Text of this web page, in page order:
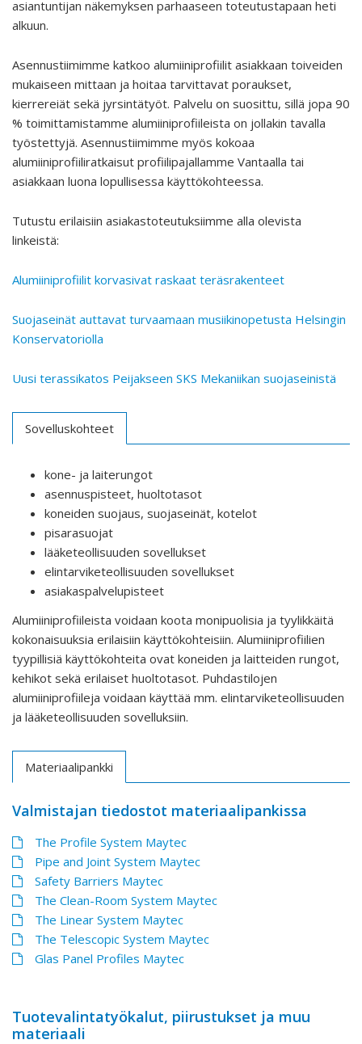
asiantuntijan näkemyksen parhaaseen toteutustapaan heti
alkuun.
Asennustiimimme katkoo alumiiniprofiilit asiakkaan toiveiden
mukaiseen mittaan ja hoitaa tarvittavat poraukset,
kierrereiät sekä jyrsintätyöt. Palvelu on suosittu, sillä jopa 90
% toimittamistamme alumiiniprofiileista on jollakin tavalla
työstettyjä. Asennustiimimme myös kokoaa
alumiiniprofiiliratkaisut profiilipajallamme Vantaalla tai
asiakkaan luona lopullisessa käyttökohteessa.
Tutustu erilaisiin asiakastoteutuksiimme alla olevista
linkeistä:
Alumiiniprofiilit korvasivat raskaat teräsrakenteet
Suojaseinät auttavat turvaamaan musiikinopetusta Helsingin
Konservatoriolla
Uusi terassikatos Peijakseen SKS Mekaniikan suojaseinistä
Sovelluskohteet
kone- ja laiterungot
asennuspisteet, huoltotasot
koneiden suojaus, suojaseinät, kotelot
pisarasuojat
lääketeollisuuden sovellukset
elintarviketeollisuuden sovellukset
asiakaspalvelupisteet
Alumiiniprofiileista voidaan koota monipuolisia ja tyylikkäitä
kokonaisuuksia erilaisiin käyttökohteisiin. Alumiiniprofiilien
tyypillisiä käyttökohteita ovat koneiden ja laitteiden rungot,
kehikot sekä erilaiset huoltotasot. Puhdastilojen
alumiiniprofiileja voidaan käyttää mm. elintarviketeollisuuden
ja lääketeollisuuden sovelluksiin.
Materiaalipankki
Valmistajan tiedostot materiaalipankissa
The Profile System Maytec
Pipe and Joint System Maytec
Safety Barriers Maytec
The Clean-Room System Maytec
The Linear System Maytec
The Telescopic System Maytec
Glas Panel Profiles Maytec
Tuotevalintatyökalut, piirustukset ja muu
materiaali